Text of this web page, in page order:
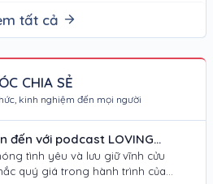
tất cả
CHIA SẺ
kinh nghiệm đến mọi người
đến với podcast LOVING
TÌNH YÊU THÀNH KIỆT TÁC
tình yêu và lưu giữ vĩnh cửu
quý giá trong hành trình của